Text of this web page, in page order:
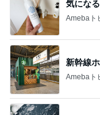
気にな
Amebaト
新幹線
Amebaト